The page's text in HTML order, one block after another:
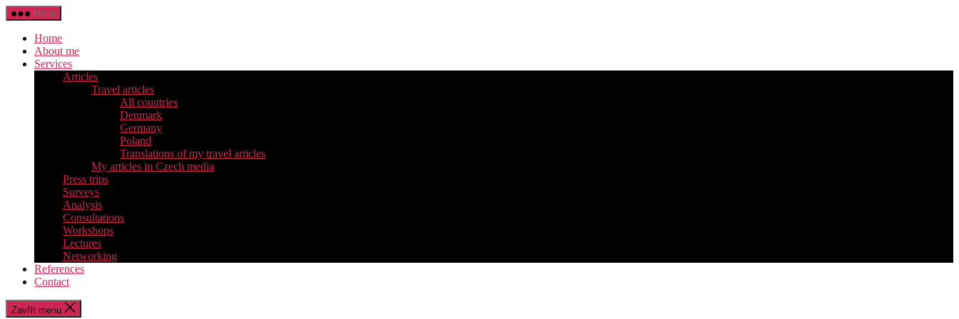
Přejít
k
obsahu
Menu
Home
About me
Services
Articles
Travel articles
All countries
Denmark
Germany
Poland
Translations of my travel articles
My articles in Czech media
Press trips
Surveys
Analysis
Consultations
Workshops
Lectures
Networking
References
Contact
Zavřít menu